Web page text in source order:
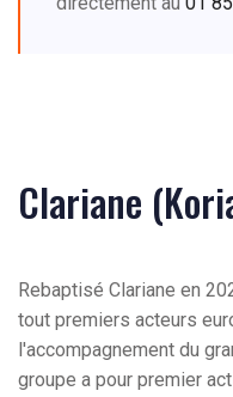
Clariane
Rebaptisé Clariane en
tout premiers acteurs
l'accompagnement du
groupe a pour premier